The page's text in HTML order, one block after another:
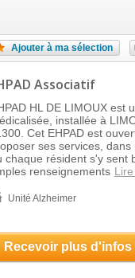
Ajouter à ma sélection
Associatif
HL DE LIMOUX est
installée à
Cet EHPAD est
ses services,
chaque résident s'y sent
renseignements
Unité Alzheimer
Recevoir plus d'infos